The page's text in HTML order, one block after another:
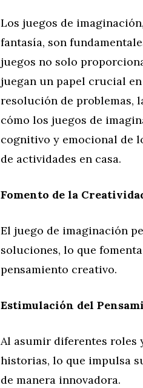
Los juegos de
fantasía, son
juegos no solo
juegan un papel crucial
resolución de problemas,
cómo los juegos de
cognitivo y emocional de
de actividades en casa.
Fomento de la
El juego de imaginación
soluciones, lo que
pensamiento creativo.
Estimulación del
Al asumir diferentes roles
historias, lo que impulsa
de manera innovadora.